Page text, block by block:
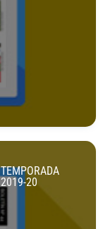
TEMPORADA
2019-20